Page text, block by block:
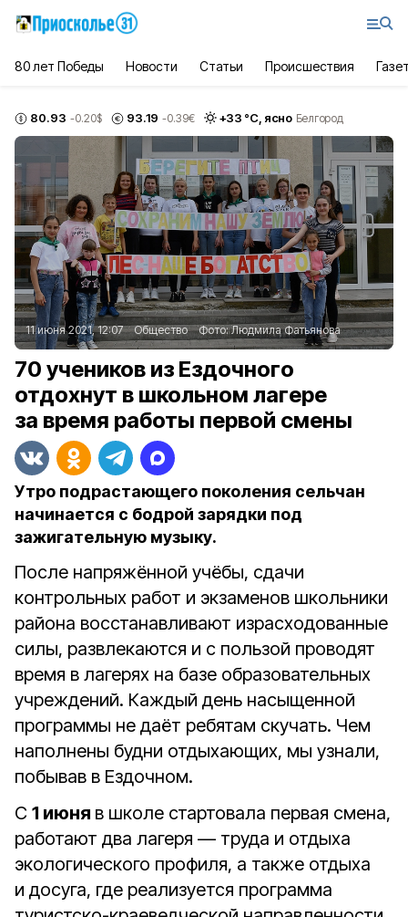
80 лет Победы Новости Статьи Происшествия
80.93 -0.20$ 93.19 -0.39€ +33 °С, ясно Белгород
11 июня 2021, 12:07 Общество Фото:Людмила Фатьянова
70 учеников из Ездочного
отдохнут в школьном лагере
за время работы первой смены
Утро подрастающего поколения сельчан
начинается с бодрой зарядки под
зажигательную музыку.
После напряжённой учёбы, сдачи
контрольных работ и экзаменов школьники
района восстанавливают израсходованные
силы, развлекаются и с пользой проводят
время в лагерях на базе образовательных
учреждений. Каждый день насыщенной
программы не даёт ребятам скучать. Чем
наполнены будни отдыхающих, мы узнали,
побывав в Ездочном.
С 1 июня в школе стартовала первая смена,
работают два лагеря — труда и отдыха
экологического профиля, а также отдыха
и досуга, где реализуется программа